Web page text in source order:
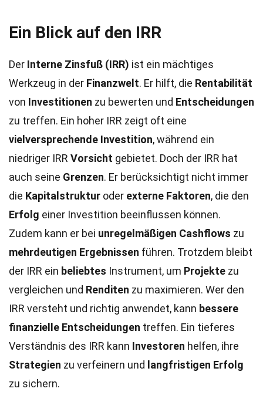
Ein Blick auf den IRR
Der Interne Zinsfuß (IRR) ist ein mächtiges
Werkzeug in der Finanzwelt. Er hilft, die Rentabilität
von Investitionen zu bewerten und Entscheidungen
zu treffen. Ein hoher IRR zeigt oft eine
vielversprechende Investition, während ein
niedriger IRR Vorsicht gebietet. Doch der IRR hat
auch seine Grenzen. Er berücksichtigt nicht immer
die Kapitalstruktur oder externe Faktoren, die den
Erfolg einer Investition beeinflussen können.
Zudem kann er bei unregelmäßigen Cashflows zu
mehrdeutigen Ergebnissen führen. Trotzdem bleibt
der IRR ein beliebtes Instrument, um Projekte zu
vergleichen und Renditen zu maximieren. Wer den
IRR versteht und richtig anwendet, kann bessere
finanzielle Entscheidungen treffen. Ein tieferes
Verständnis des IRR kann Investoren helfen, ihre
Strategien zu verfeinern und langfristigen Erfolg
zu sichern.